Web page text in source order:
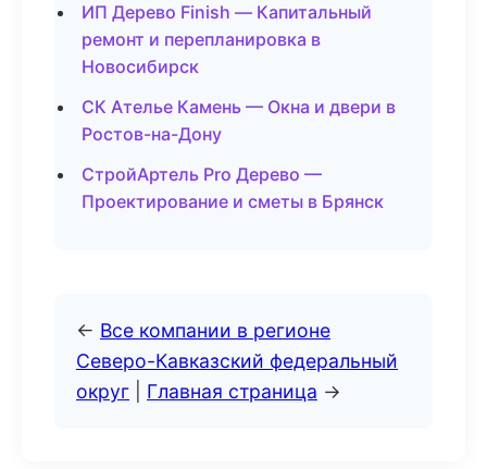
ИП Дерево Finish — Капитальный
ремонт и перепланировка в
Новосибирск
СК Ателье Камень — Окна и двери в
Ростов-на-Дону
СтройАртель Pro Дерево —
Проектирование и сметы в Брянск
← Все компании в регионе
Северо-Кавказский федеральный
округ
Главная страница →